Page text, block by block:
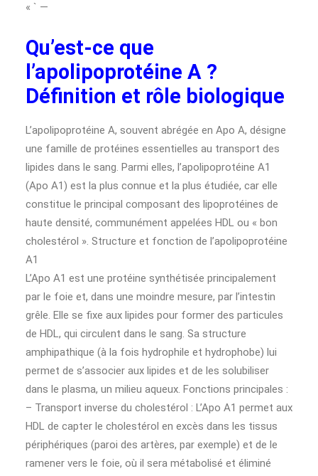
« ` —
Qu’est-ce que
l’apolipoprotéine A ?
Définition et rôle biologique
L’apolipoprotéine A, souvent abrégée en Apo A, désigne
une famille de protéines essentielles au transport des
lipides dans le sang. Parmi elles, l’apolipoprotéine A1
(Apo A1) est la plus connue et la plus étudiée, car elle
constitue le principal composant des lipoprotéines de
haute densité, communément appelées HDL ou « bon
cholestérol ». Structure et fonction de l’apolipoprotéine
A1
L’Apo A1 est une protéine synthétisée principalement
par le foie et, dans une moindre mesure, par l’intestin
grêle. Elle se fixe aux lipides pour former des particules
de HDL, qui circulent dans le sang. Sa structure
amphipathique (à la fois hydrophile et hydrophobe) lui
permet de s’associer aux lipides et de les solubiliser
dans le plasma, un milieu aqueux. Fonctions principales :
– Transport inverse du cholestérol : L’Apo A1 permet aux
HDL de capter le cholestérol en excès dans les tissus
périphériques (paroi des artères, par exemple) et de le
ramener vers le foie, où il sera métabolisé et éliminé